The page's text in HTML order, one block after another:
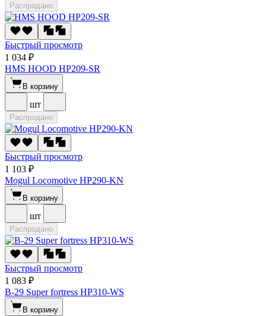
Распродано
Быстрый просмотр
1 034 ₽
HMS HOOD HP209-SR
В корзину
шт
Распродано
Быстрый просмотр
1 103 ₽
Mogul Locomotive HP290-KN
В корзину
шт
Распродано
Быстрый просмотр
1 083 ₽
B-29 Super fortress HP310-WS
В корзину